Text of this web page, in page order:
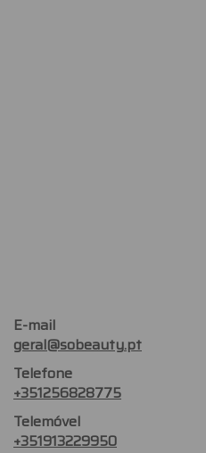
E-mail
geral@sobeauty.pt
Telefone
+351256828775
Telemóvel
+351913229950